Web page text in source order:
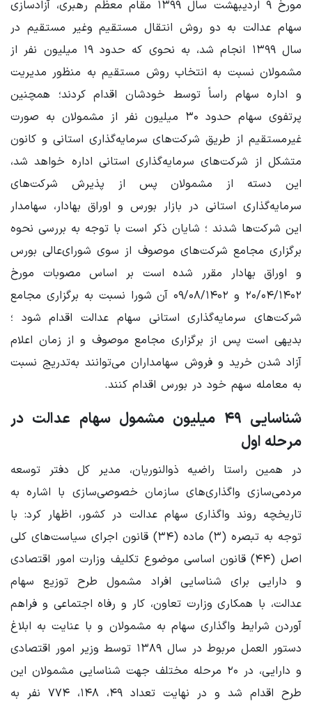
مورخ ۹ اردیبهشت سال ۱۳۹۹ مقام معظم رهبری، آزادسازی
سهام عدالت به دو روش انتقال مستقیم وغیر مستقیم در
سال ۱۳۹۹ انجام شد، به نحوی که حدود ۱۹ میلیون نفر از
مشمولان نسبت به انتخاب روش مستقیم به منظور مدیریت
و اداره سهام راساً توسط خودشان اقدام کردند؛ همچنین
پرتفوی سهام حدود ۳۰ میلیون نفر از مشمولان به صورت
غیرمستقیم از طریق شرکت‌های سرمایه‌گذاری استانی و کانون
متشکل از شرکت‌های سرمایه‌گذاری استانی اداره خواهد شد،
این دسته از مشمولان پس از پذیرش شرکت‌های
سرمایه‌گذاری استانی در بازار بورس و اوراق بهادار، سهامدار
این شرکت‌ها شدند ؛ شایان ذکر است با توجه به بررسی نحوه
برگزاری مجامع شرکت‌های موصوف از سوی شورای‌عالی بورس
و اوراق بهادار مقرر شده است بر اساس مصوبات مورخ
۲۰/۰۴/۱۴۰۲ و ۰۹/۰۸/۱۴۰۲ آن شورا نسبت به برگزاری مجامع
شرکت‌های سرمایه‌گذاری استانی سهام عدالت اقدام شود ؛
بدیهی است پس از برگزاری مجامع موصوف و از زمان اعلام
آزاد شدن خرید و فروش سهامداران می‌توانند به‌تدریج نسبت
به معامله سهم خود در بورس اقدام کنند.
شناسایی ۴۹ میلیون مشمول سهام عدالت در
مرحله اول
در همین راستا راضیه ذوالنوریان، مدیر کل دفتر توسعه
مردمی‌سازی واگذاری‌های سازمان خصوصی‌سازی با اشاره به
تاریخچه روند واگذاری سهام عدالت در کشور، اظهار کرد: با
توجه به تبصره (۳) ماده (۳۴) قانون اجرای سیاست‌های کلی
اصل (۴۴) قانون اساسی موضوع تکلیف وزارت امور اقتصادی
و دارایی برای شناسایی افراد مشمول طرح توزیع سهام
عدالت، با همکاری وزارت تعاون، کار و رفاه اجتماعی و فراهم
آوردن شرایط واگذاری سهام به مشمولان و با عنایت به ابلاغ
دستور العمل مربوط در سال ۱۳۸۹ توسط وزیر امور اقتصادی
و دارایی، در ۲۰ مرحله مختلف جهت شناسایی مشمولان این
طرح اقدام شد و در نهایت تعداد ۴۹، ۱۴۸، ۷۷۴ نفر به